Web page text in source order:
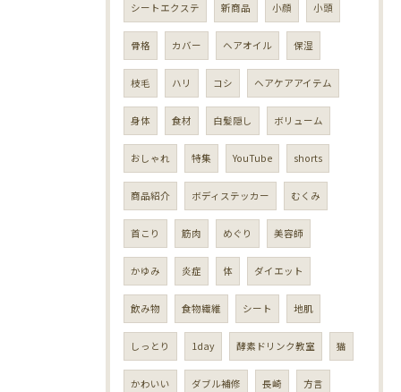
シートエクステ 新商品 小顔 小頭
骨格 カバー ヘアオイル 保湿
枝毛 ハリ コシ ヘアケアアイテム
身体 食材 白髪隠し ボリューム
おしゃれ 特集 YouTube shorts
商品紹介 ボディステッカー むくみ
首こり 筋肉 めぐり 美容師
かゆみ 炎症 体 ダイエット
飲み物 食物繊維 シート 地肌
しっとり 1day 酵素ドリンク教室 猫
かわいい ダブル補修 長崎 方言